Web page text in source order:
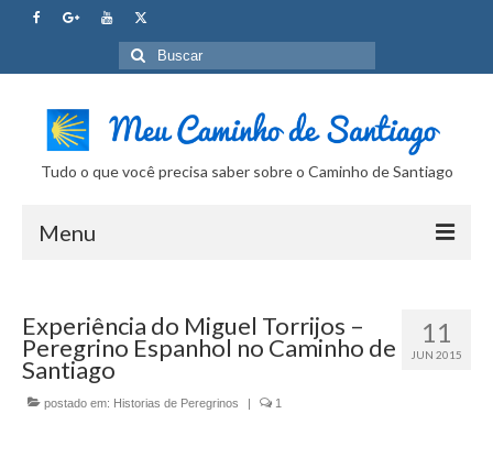
Buscar
por:
Tudo o que você precisa saber sobre o Caminho de Santiago
Menu
Tudo sobre o Caminho
Internet no Caminho
11
JUN 2015
Experiência do Miguel Torrijos –
Peregrino Espanhol no Caminho de
Santiago
postado em: Historias de Peregrinos | 1